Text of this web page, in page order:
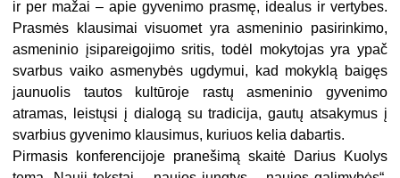
ir per mažai – apie gyvenimo prasmę, idealus ir vertybes.
Prasmės klausimai visuomet yra asmeninio pasirinkimo,
asmeninio įsipareigojimo sritis, todėl mokytojas yra ypač
svarbus vaiko asmenybės ugdymui, kad mokyklą baigęs
jaunuolis tautos kultūroje rastų asmeninio gyvenimo
atramas, leistųsi į dialogą su tradicija, gautų atsakymus į
svarbius gyvenimo klausimus, kuriuos kelia dabartis.
Pirmasis konferencijoje pranešimą skaitė Darius Kuolys